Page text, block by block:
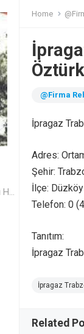
Trabzon Düzköy Haçka | Haçkalı Hoca Baba
Home
Öztürk
@Firma
İpragaz
Adres:
Şehir:
İlçe: Düzköy
Telefon: 0
Tanıtım:
İpragaz
İpragaz
Related